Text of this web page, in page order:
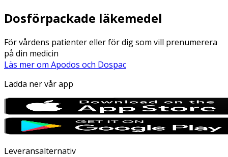
Dosförpackade läkemedel
För vårdens patienter eller för dig som vill prenumerera
på din medicin
Läs mer om Apodos och Dospac
Ladda ner vår app
Leveransalternativ